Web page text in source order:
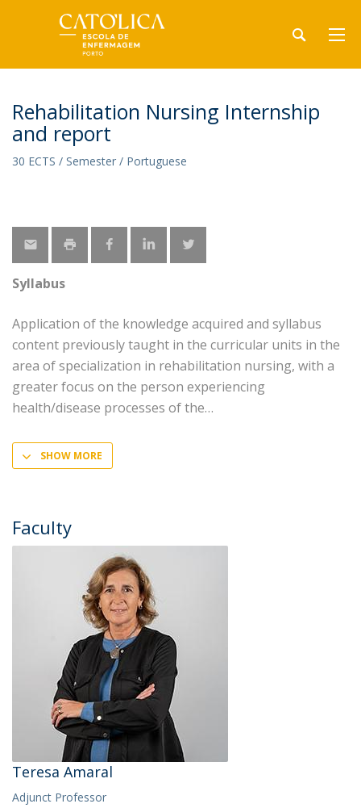
Rehabilitation Nursing Internship
and report
30 ECTS / Semester / Portuguese
Syllabus
Application of the knowledge acquired and syllabus
content previously taught in the curricular units in the
area of specialization in rehabilitation nursing, with a
greater focus on the person experiencing
health/disease processes of the
SHOW MORE
Faculty
Teresa Amaral
Adjunct Professor